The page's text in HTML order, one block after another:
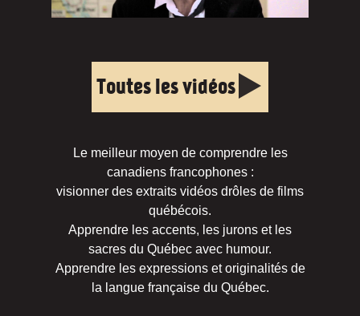
Toutes les vidéos
Le meilleur moyen de comprendre les
canadiens francophones :
visionner des extraits vidéos drôles de films
québécois.
Apprendre les accents, les jurons et les
sacres du Québec avec humour.
Apprendre les expressions et originalités de
la langue française du Québec.